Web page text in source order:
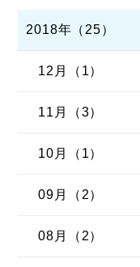
2018年（25）
12月（1）
11月（3）
10月（1）
09月（2）
08月（2）